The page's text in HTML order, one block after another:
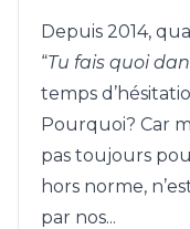
Depuis 2014,
“Tu fais quoi
temps
Pourquoi? Car
pas toujours
hors norme,
par nos...